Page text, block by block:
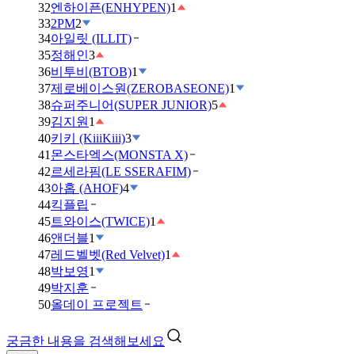
32엔하이픈(ENHYPEN)1
332PM2
34아일릿 (ILLIT)
35정해인3
36비투비(BTOB)1
37제로베이스원(ZEROBASEONE)1
38슈퍼주니어(SUPER JUNIOR)5
39김지원 1
40키키 (KiiiKiii)3
41 몬스타엑스(MONSTA X)
42르세라핌(LE SSERAFIM)
43아홉 (AHOF)4
44킥플립
45트와이스(TWICE)1
46앤더블1
47레드벨벳(Red Velvet)1
48박보영1
49박지훈
50올데이 프로젝트
궁금한 내용을 검색해보세요